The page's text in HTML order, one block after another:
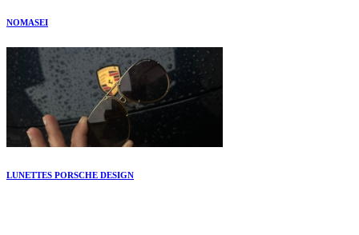
NOMASEI
LUNETTES PORSCHE DESIGN